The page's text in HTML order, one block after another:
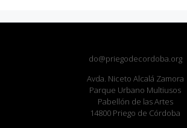
do@priegodecordoba.org
Avda. Niceto Alcalá Zamora
Parque Urbano Multiusos
Pabellón de las Artes
14800 Priego de Córdoba